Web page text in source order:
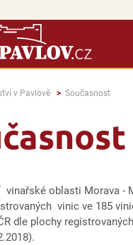
v Pavlově Současnost
vinařské oblasti Morava
vinic ve 185
dle plochy